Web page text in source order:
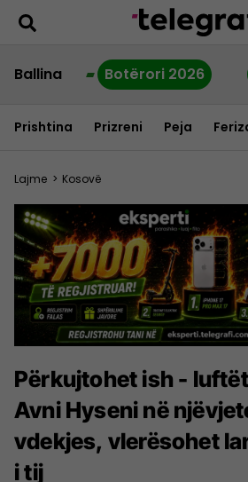
Ballina Botërori 2026
Prishtina Prizreni Peja
Lajme > Kosovë
Përkujtohet ish -
Avni Hyseni në
vdekjes, vlerësohet
i tij